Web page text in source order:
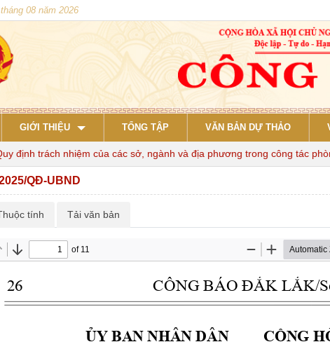
08 năm 2026
GIỚI THIỆU TỔNG TẬP VĂN BẢN DỰ THẢO
định trách nhiệm của các sở, ngành và địa phương trong công tác phòng
QĐ-UBND
tính Tải văn bản